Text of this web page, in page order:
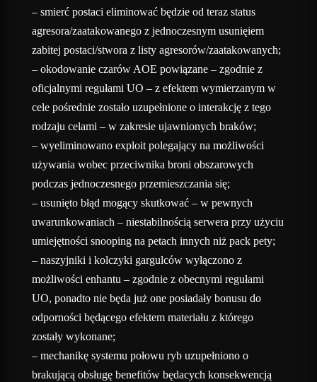
– smierć postaci eliminować będzie od teraz status
agresora/zaatakowanego z jednoczesnym usunięiem
zabitej postaci/stwora z listy agresorów/zaatakowanych;
– okodowanie czarów AOE powiązane – zgodnie z
oficjalnymi regułami UO – z efektem wymierzanym w
cele pośrednie zostało uzupełnione o interakcję z tego
rodzaju celami – w zakresie ujawnionych braków;
– wyeliminowano exploit polegający na możliwości
używania wobec przeciwnika broni obszarowych
podczas jednoczesnego przemieszczania się;
– usunięto błąd mogący skutkować – w pewnych
uwarunkowaniach – niestabilnością serwera przy użyciu
umiejętności snooping na petach innych niż pack pety;
– naszyjniki i kolczyki gargulców wyłączono z
możliwości enhantu – zgodnie z obecnymi regułami
UO, ponadto nie będa już one posiadały bonusu do
odporności będącego efektem materiału z którego
zostały wykonane;
– mechanikę systemu połowu ryb uzupełniono o
brakującą obsługę benefitów będacych konsekwencją